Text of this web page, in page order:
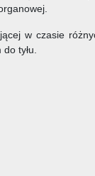
w czasie
tyłu.